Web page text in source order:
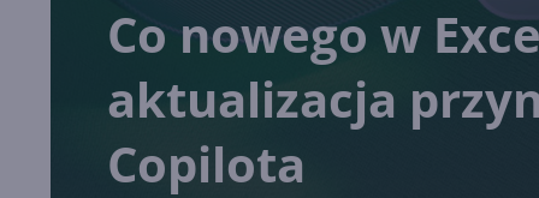
Co nowego w
aktualizacja
Copilota